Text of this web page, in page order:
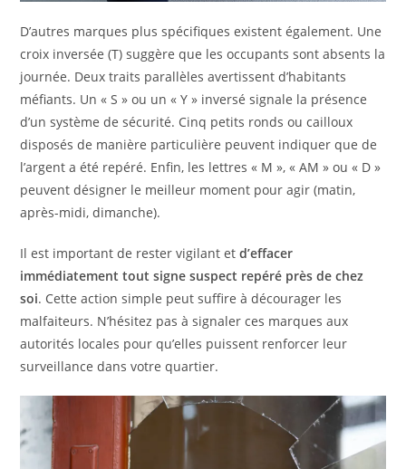
D’autres marques plus spécifiques existent également. Une
croix inversée (T) suggère que les occupants sont absents la
journée. Deux traits parallèles avertissent d’habitants
méfiants. Un « S » ou un « Y » inversé signale la présence
d’un système de sécurité. Cinq petits ronds ou cailloux
disposés de manière particulière peuvent indiquer que de
l’argent a été repéré. Enfin, les lettres « M », « AM » ou « D »
peuvent désigner le meilleur moment pour agir (matin,
après-midi, dimanche).
Il est important de rester vigilant etd’effacer
immédiatement tout signe suspect repéré près de chez
soi. Cette action simple peut suffire à décourager les
malfaiteurs. N’hésitez pas à signaler ces marques aux
autorités locales pour qu’elles puissent renforcer leur
surveillance dans votre quartier.